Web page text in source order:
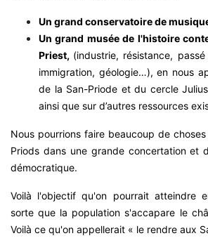
Un grand conservatoire de
Un grand musée de l'histoire
Priest, (industrie, résistance,
immigration, géologie…), en nous
de la San-Priode et du cercle
ainsi que sur d’autres ressources
Nous pourrions faire beaucoup de
Priods dans une grande concertation et
démocratique.
Voilà l'objectif qu'on pourrait atteindre
sorte que la population s'accapare le
Voilà ce qu'on appellerait « le rendre aux